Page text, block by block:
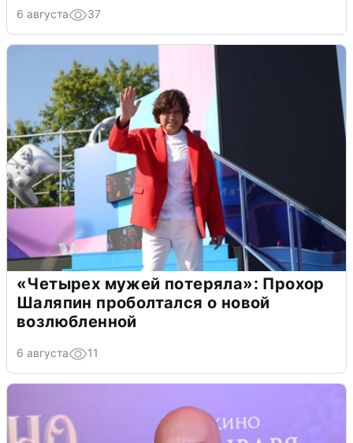
6 августа 37
«Четырех мужей потеряла»: Прохор
Шаляпин проболтался о новой
возлюбленной
6 августа 11